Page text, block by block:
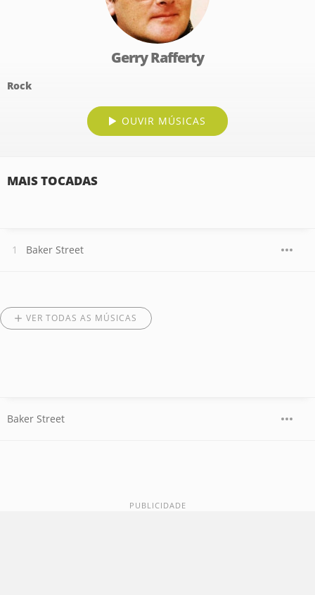
Gerry Rafferty
Rock
OUVIR MÚSICAS
MAIS TOCADAS
Baker Street
VER TODAS AS MÚSICAS
Baker Street